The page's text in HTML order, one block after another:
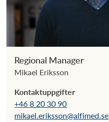
Regional Manager
Mikael Eriksson
Kontaktuppgifter
+46 8 20 30 90
mikael.eriksson@alfimed.se